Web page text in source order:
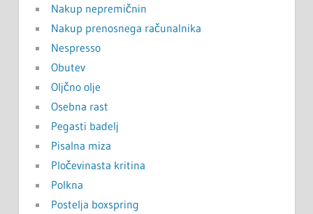
Nakup nepremičnin
Nakup prenosnega računalnika
Nespresso
Obutev
Oljčno olje
Osebna rast
Pegasti badelj
Pisalna miza
Pločevinasta kritina
Polkna
Postelja boxspring